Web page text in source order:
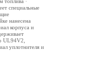
специальные
нанесена
корпуса и
UL94V2,
уплотнителя и